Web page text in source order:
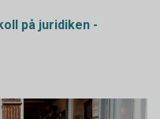
på juridiken -